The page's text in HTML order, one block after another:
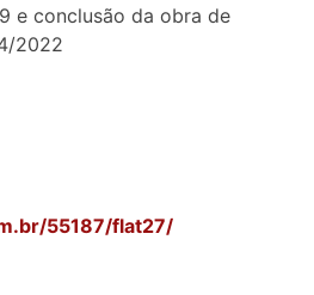
e conclusão da obra de
2022
55187/flat27/